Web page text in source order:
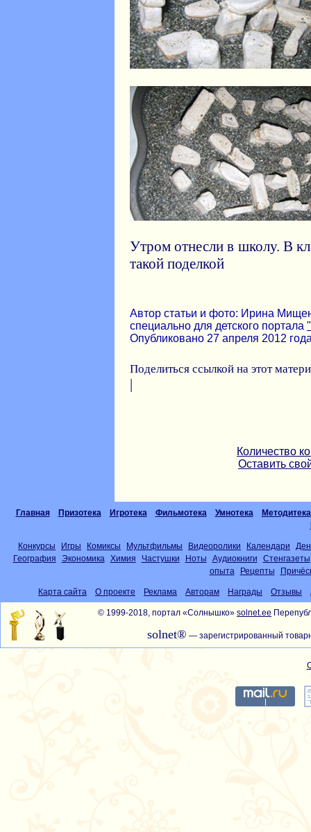
Утром отнесли в школу. В
такой поделкой
Автор статьи и фото: Ирина
специально для детского портала
Опубликовано 27 апреля 2012
Поделиться ссылкой на этот
|
Количество
Оставить
Главная Призотека Игротека Фильмотека Умнотека
Методитека
Конкурсы Игры Комиксы Мультфильмы Видеоролики Календари
География
Экономика Химия Частушки Ноты Аудиокниги
Стенгазеты
опыта
Рецепты
Карта сайта О проекте Реклама Авторам Награды Отзывы
© 1999-2018, портал «Солнышко» solnet.ee
solnet® — зарегистрированный